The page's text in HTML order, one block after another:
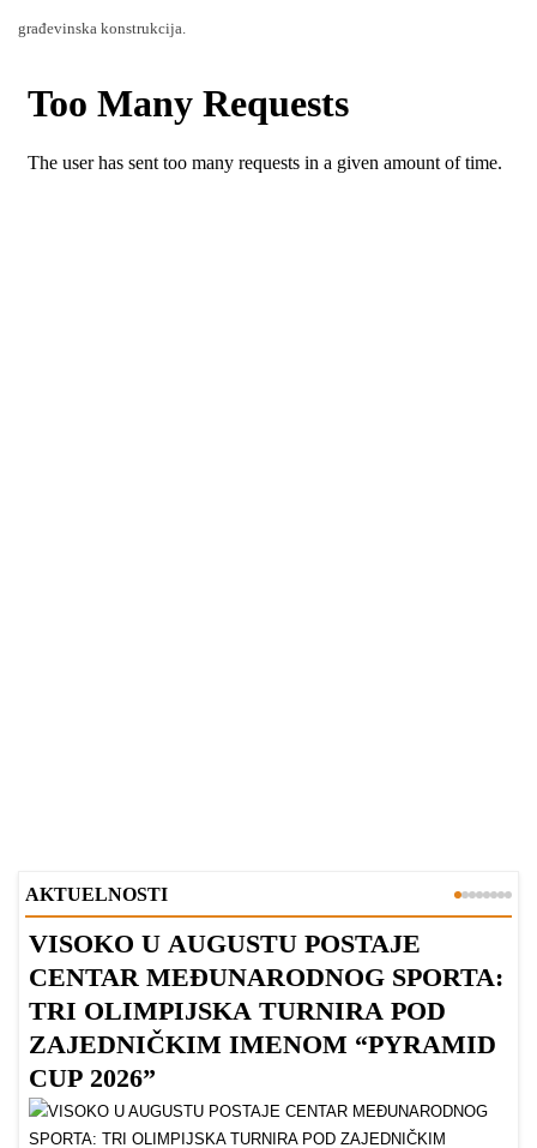
građevinska konstrukcija.
AKTUELNOSTI
VISOKO U AUGUSTU POSTAJE
CENTAR MEĐUNARODNOG SPORTA:
TRI OLIMPIJSKA TURNIRA POD
ZAJEDNIČKIM IMENOM “PYRAMID
CUP 2026”